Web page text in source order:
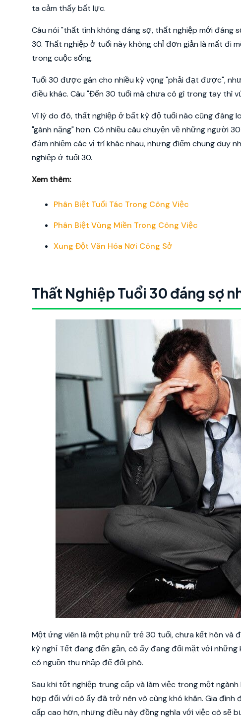
ta cảm thấy bất lực.
Câu nói "thất tình không đáng sợ, thất nghiệp mới
30. Thất nghiệp ở tuổi này không chỉ đơn giản là mất đi
trong cuộc sống.
Tuổi 30 được gán cho nhiều kỳ vọng "phải đạt được",
điều khác. Câu "Đến 30 tuổi mà chưa có gì trong tay thì
Vì lý do đó, thất nghiệp ở bất kỳ độ tuổi nào cũng đáng
"gánh nặng" hơn. Có nhiều câu chuyện về những người
đảm nhiệm các vị trí khác nhau, nhưng điểm chung duy
nghiệp ở tuổi 30.
Xem thêm:
Phân Biệt Tuổi Tác Trong Công Việc
Phân Biệt Vùng Miền Trong Công Việc
Xung Đột Văn Hóa Nơi Công Sở
Thất Nghiệp Tuổi 30 đáng sợ
Một ứng viên là một phụ nữ trẻ 30 tuổi, chưa kết hôn và
kỳ nghỉ Tết đang đến gần, cô ấy đang đối mặt với
có nguồn thu nhập để đối phó.
Sau khi tốt nghiệp trung cấp và làm việc trong một
hợp đối với cô ấy đã trở nên vô cùng khó khăn. Gia
cấp cao hơn, nhưng điều này đồng nghĩa với việc cô sẽ